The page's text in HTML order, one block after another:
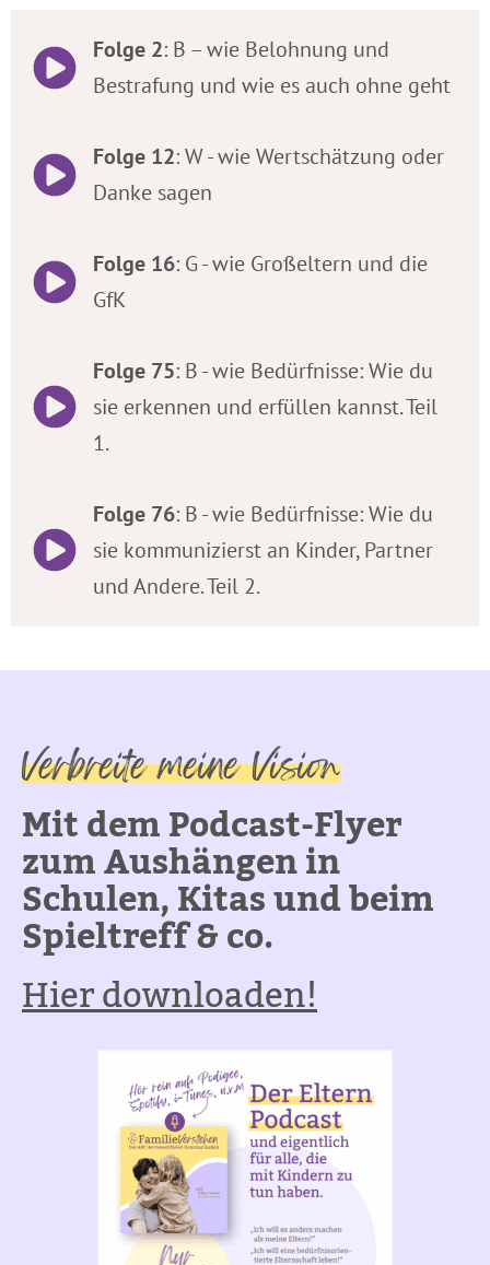
Folge 2: B – wie Belohnung und
Bestrafung und wie es auch ohne geht
Folge 12: W - wie Wertschätzung oder
Danke sagen
Folge 16: G - wie Großeltern und die
GfK
Folge 75: B - wie Bedürfnisse: Wie du
sie erkennen und erfüllen kannst. Teil
1.
Folge 76: B - wie Bedürfnisse: Wie du
sie kommunizierst an Kinder, Partner
und Andere. Teil 2.
Verbreite meine Vision
Mit dem Podcast-Flyer
zum Aushängen in
Schulen, Kitas und beim
Spieltreff & co.
Hier downloaden!